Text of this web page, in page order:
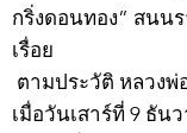
กริ่งดอนทอง” สนน
เรื่อย
ตามประวัติ หลวงพ่
เมื่อวันเสาร์ที่ 9 ธัน